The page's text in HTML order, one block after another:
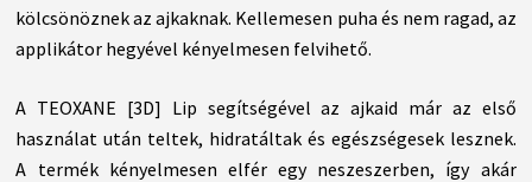
kölcsönöznek az ajkaknak. Kellemesen puha és nem ragad, az
applikátor hegyével kényelmesen felvihető.
A TEOXANE [3D] Lip segítségével az ajkaid már az első
használat után teltek, hidratáltak és egészségesek lesznek.
A termék kényelmesen elfér egy neszeszerben, így akár